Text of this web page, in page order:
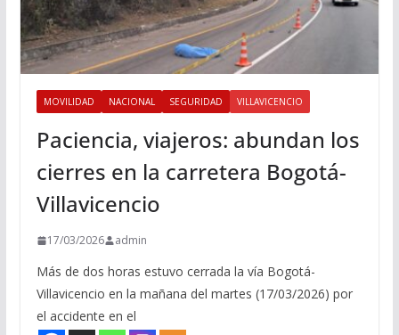
MOVILIDAD NACIONAL SEGURIDAD VILLAVICENCIO
Paciencia, viajeros: abundan los
cierres en la carretera Bogotá-
Villavicencio
17/03/2026 admin
Más de dos horas estuvo cerrada la vía Bogotá-
Villavicencio en la mañana del martes (17/03/2026) por
el accidente en el